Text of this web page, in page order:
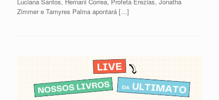
Zimmer e Tamyres Palma apontará […]